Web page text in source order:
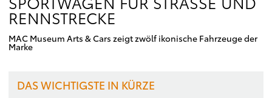
ENNSTRECKE
MAC Museum Arts & Cars zeigt zwölf ikonische Fahrzeuge der
Marke
DAS WICHTIGSTE IN KÜRZE